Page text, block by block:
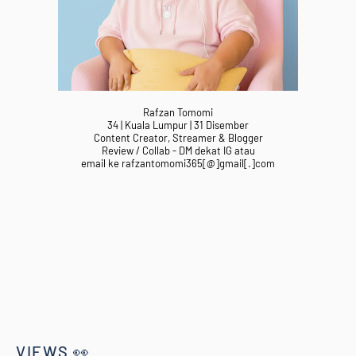
Rafzan Tomomi
34 | Kuala Lumpur | 31 Disember
Content Creator, Streamer & Blogger
Review / Collab - DM dekat IG atau
email ke rafzantomomi365[@]gmail[.]com
VIEWS 👀